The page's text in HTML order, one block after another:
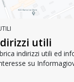
utili
indirizzi utili ed
su